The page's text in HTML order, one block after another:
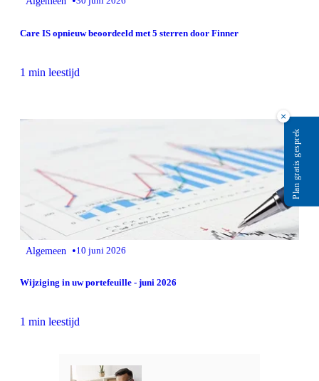
Care IS opnieuw beoordeeld met 5 sterren door Finner
1 min leestijd
Algemeen •10 juni 2026
Wijziging in uw portefeuille - juni 2026
1 min leestijd
×
Plan gratis gesprek